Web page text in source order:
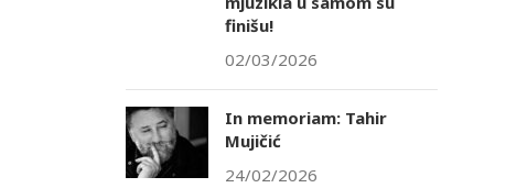
finišu!
02/03/2026
In memoriam: Tahir
Mujičić
24/02/2026